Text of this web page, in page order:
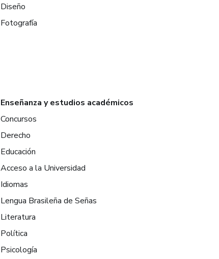
Diseño
Fotografía
Enseñanza y estudios académicos
Concursos
Derecho
Educación
Acceso a la Universidad
Idiomas
Lengua Brasileña de Señas
Literatura
Política
Psicología